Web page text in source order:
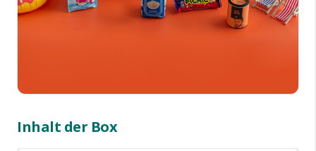
Inhalt der Box